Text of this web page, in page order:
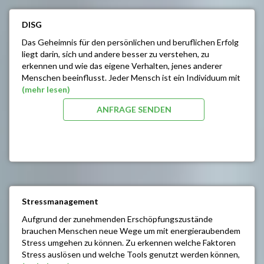
der Führung und Motivation von Mitarbeitern
systemischem Konfliktmanagement
Einsatz zirculärer Fragetechniken
Entwickeln von Teamgeist
Metakommunikation
Kennenlernen von Führungsinstrumenten und deren
Einsatz im Motivationsprozess
DISG
Das Geheimnis für den persönlichen und beruflichen Erfolg
liegt darin, sich und andere besser zu verstehen, zu
erkennen und wie das eigene Verhalten, jenes anderer
Menschen beeinflusst. Jeder Mensch ist ein Individuum mit
unterschiedlichen Talenten. Bei diesem persönlichen
Erfolgstraining lernen Sie Stärken und Schwächen zu
erkennen und daran zu arbeiten.
Einführung in das DISG Persönlichkeitsmodell
Optimieren der eigenen Verhaltensgewohnheiten
Konstruktives Denken & angemessenes Handeln
(mehr lesen)
ANFRAGE SENDEN
Stressmanagement
Aufgrund der zunehmenden Erschöpfungszustände
brauchen Menschen neue Wege um mit energieraubendem
Stress umgehen zu können. Zu erkennen welche Faktoren
Stress auslösen und welche Tools genutzt werden können,